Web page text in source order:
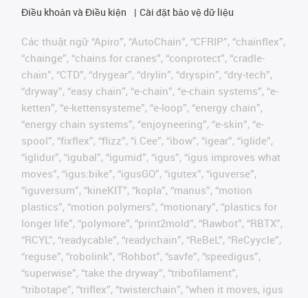
Điều khoản và Điều kiện
Cài đặt bảo vệ dữ liệu
Các thuật ngữ “Apiro”, “AutoChain”, “CFRIP”, “chainflex”,
“chainge”, “chains for cranes”, “conprotect”, “cradle-
chain”, “CTD”, “drygear”, “drylin”, “dryspin”, “dry-tech”,
“dryway”, “easy chain”, “e-chain”, “e-chain systems”, “e-
ketten”, “e-kettensysteme”, “e-loop”, “energy chain”,
“energy chain systems”, “enjoyneering”, “e-skin”, “e-
spool”, “fixflex”, “flizz”, “i.Cee”, “ibow”, “igear”, “iglide”,
“iglidur”, “igubal”, “igumid”, “igus”, “igus improves what
moves”, “igus:bike”, “igusGO”, “igutex”, “iguverse”,
“iguversum”, “kineKIT”, “kopla”, “manus”, “motion
plastics”, “motion polymers”, “motionary”, “plastics for
longer life”, “polymore”, “print2mold”, “Rawbot”, “RBTX”,
“RCYL”, “readycable”, “readychain”, “ReBeL”, “ReCyycle”,
“reguse”, “robolink”, “Rohbot”, “savfe”, “speedigus”,
“superwise”, “take the dryway”, “tribofilament”,
“tribotape”, “triflex”, “twisterchain”, “when it moves, igus